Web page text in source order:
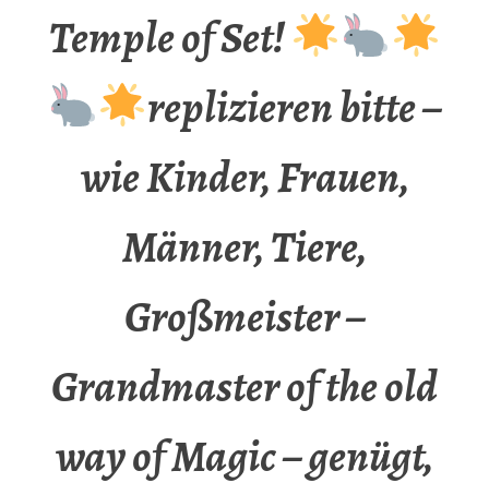
Temple of Set!
replizieren bitte –
wie Kinder, Frauen,
Männer, Tiere,
Großmeister –
Grandmaster of the old
way of Magic – genügt,